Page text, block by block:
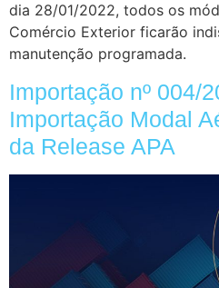
dia 28/01/2022, todos os
Comércio Exterior ficarão
manutenção programada.
Importação nº 004/
Importação Modal
da Release APA